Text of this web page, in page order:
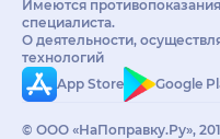
Имеются
специалиста.
О деятельности,
технологий
App Store
Google
© ООО «НаПоправку.Ру»,